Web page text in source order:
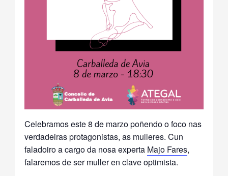
Celebramos este 8 de marzo poñendo o foco nas
verdadeiras protagonistas, as mulleres. Cun
faladoiro a cargo da nosa experta Majo Fares,
falaremos de ser muller en clave optimista.